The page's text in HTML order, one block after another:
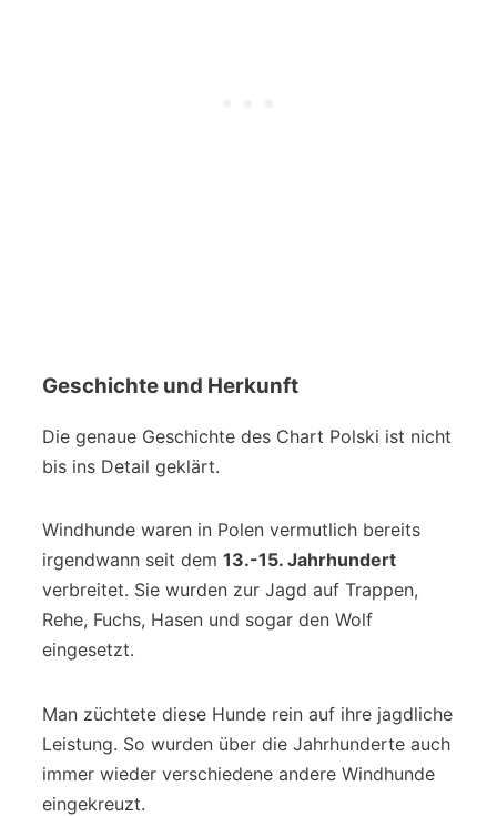
Geschichte und Herkunft
Die genaue Geschichte des Chart Polski ist nicht
bis ins Detail geklärt.
Windhunde waren in Polen vermutlich bereits
irgendwann seit dem 13.-15. Jahrhundert
verbreitet. Sie wurden zur Jagd auf Trappen,
Rehe, Fuchs, Hasen und sogar den Wolf
eingesetzt.
Man züchtete diese Hunde rein auf ihre jagdliche
Leistung. So wurden über die Jahrhunderte auch
immer wieder verschiedene andere Windhunde
eingekreuzt.